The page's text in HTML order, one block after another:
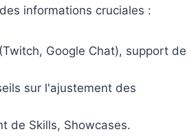
informations cruciales :
Google Chat), support de
sur l'ajustement des
de Skills, Showcases.